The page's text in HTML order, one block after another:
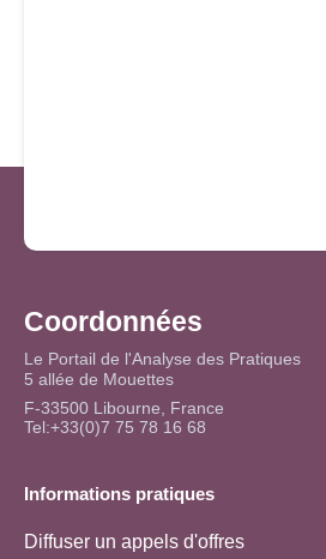
Coordonnées
Le Portail de l'Analyse des Pratiques
5 allée de Mouettes
F-33500 Libourne, France
Tel:+33(0)7 75 78 16 68
Informations pratiques
Diffuser un appels d'offres